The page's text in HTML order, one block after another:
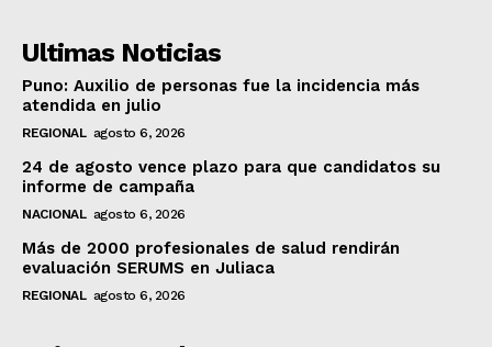
Ultimas Noticias
Puno: Auxilio de personas fue la incidencia más
atendida en julio
REGIONAL agosto 6, 2026
24 de agosto vence plazo para que candidatos su
informe de campaña
NACIONAL agosto 6, 2026
Más de 2000 profesionales de salud rendirán
evaluación SERUMS en Juliaca
REGIONAL agosto 6, 2026